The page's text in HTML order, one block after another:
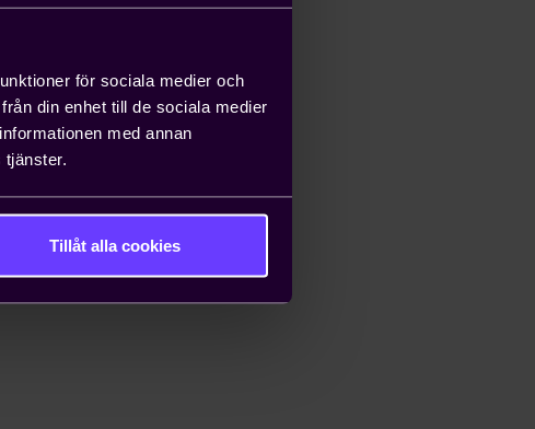
för sociala medier och
din enhet till de sociala medier
med annan
tjänster.
Tillåt alla cookies